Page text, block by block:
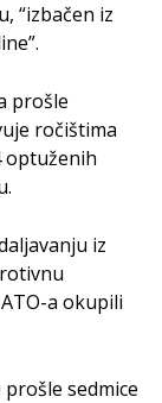
“izbačen iz
prošle
ročištima
optuženih
iz
a okupili
sedmice